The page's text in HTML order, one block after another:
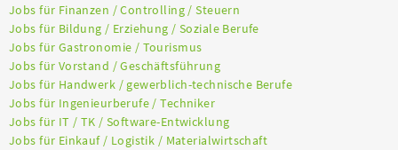
Jobs für Finanzen / Controlling / Steuern
Jobs für Bildung / Erziehung / Soziale Berufe
Jobs für Gastronomie / Tourismus
Jobs für Vorstand / Geschäftsführung
Jobs für Handwerk / gewerblich-technische Berufe
Jobs für Ingenieurberufe / Techniker
Jobs für IT / TK / Software-Entwicklung
Jobs für Einkauf / Logistik / Materialwirtschaft